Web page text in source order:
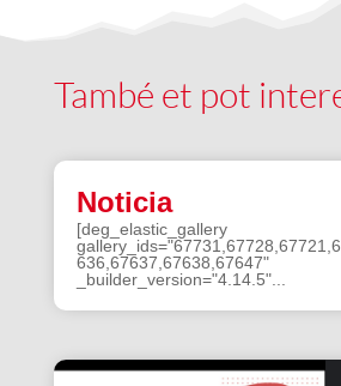
També et pot
Noticia
[deg_elastic_gallery
636,67637,67638,67647"
_builder_version="4.14.5"...